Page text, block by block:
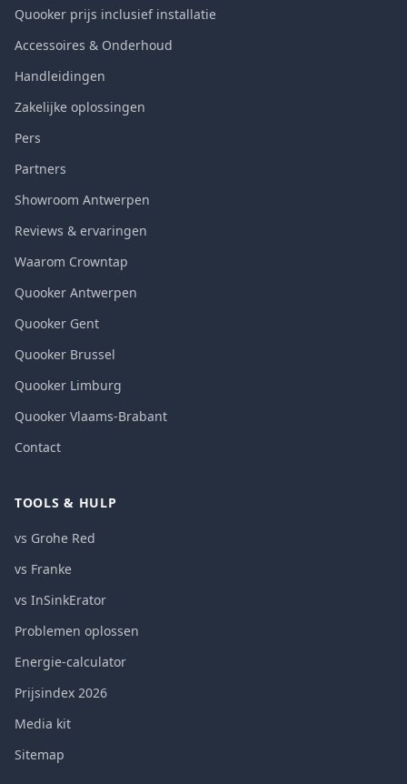
Quooker prijs inclusief installatie
Accessoires & Onderhoud
Handleidingen
Zakelijke oplossingen
Pers
Partners
Showroom Antwerpen
Reviews & ervaringen
Waarom Crowntap
Quooker Antwerpen
Quooker Gent
Quooker Brussel
Quooker Limburg
Quooker Vlaams-Brabant
Contact
TOOLS & HULP
vs Grohe Red
vs Franke
vs InSinkErator
Problemen oplossen
Energie-calculator
Prijsindex 2026
Media kit
Sitemap